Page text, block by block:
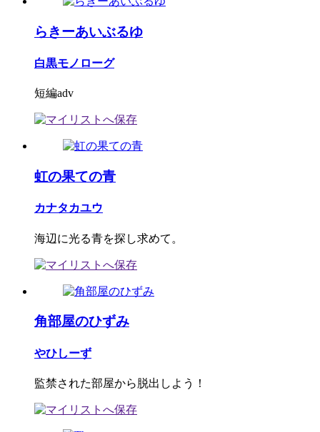
らきーあいぶるゆ
白黒モノローグ
短編adv
虹の果ての青
カナタカユウ
海辺に光る青を探し求めて。
角部屋のひずみ
やひしーず
監禁された部屋から脱出しよう！